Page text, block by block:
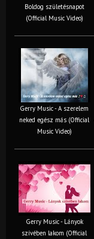
Boldog születésnapot
(Official Music Video)
Gerry Music - A szerelem
neked egész más (Official
Music Video)
Gerry Music - Lányok
szívében lakom (Official